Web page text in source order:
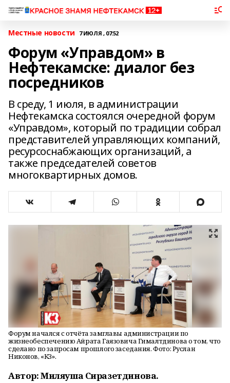
Местные новости 7 ИЮЛЯ , 07:52
Форум «Управдом» в
Нефтекамске: диалог без
посредников
В среду, 1 июля, в администрации
Нефтекамска состоялся очередной форум
«Управдом», который по традиции собрал
представителей управляющих компаний,
ресурсоснабжающих организаций, а
также председателей советов
многоквартирных домов.
Форум начался с отчёта замглавы администрации по
жизнеобеспечению Айрата Гаязовича Гималтдинова о том, что
сделано по запросам прошлого заседания. Фото: Руслан
Никонов, «КЗ».
Автор: Миляуша Сиразетдинова.